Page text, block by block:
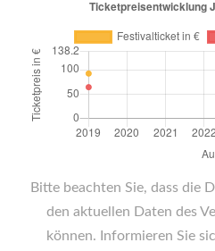
Bitte beachten Sie, dass die
den aktuellen Daten des
können. Informieren Sie